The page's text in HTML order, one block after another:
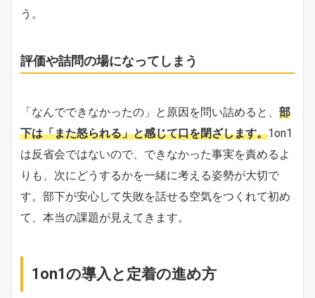
う。
評価や詰問の場になってしまう
「なんでできなかったの」と原因を問い詰めると、 部
下は「また怒られる」と感じて口を閉ざします。1on1
は反省会ではないので、できなかった事実を責めるよ
りも、次にどうするかを一緒に考える姿勢が大切で
す。部下が安心して失敗を話せる空気をつくれて初め
て、本当の課題が見えてきます。
1on1の導入と定着の進め方